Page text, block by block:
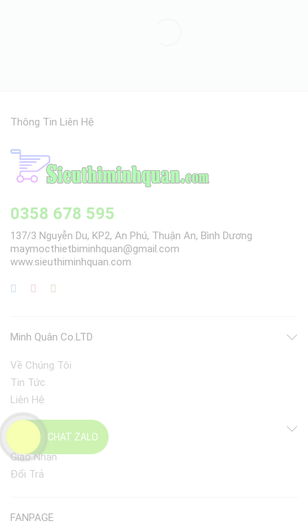
CHAT ZALO
Thông Tin Liên Hệ
0358 678 595
137/3 Nguyễn Du, KP2, An Phú, Thuận An, Bình Dương
maymocthietbiminhquan@gmail.com
www.sieuthiminhquan.com
Minh Quân Co.LTD
Về Chúng Tôi
Tin Tức
Liên Hệ
Điều Khoản
Giao Nhận
Đổi Trả
FANPAGE